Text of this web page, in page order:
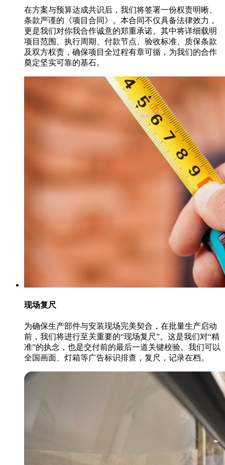
在方案与预算达成共识后，我们将签署一份权责明晰、
条款严谨的《项目合同》。本合同不仅具备法律效力，
更是我们对你我合作诚意的郑重承诺。其中将详细载明
项目范围、执行周期、付款节点、验收标准、质保条款
及双方权责，确保项目全过程有章可循，为我们的合作
奠定坚实可靠的基石。
现场复尺
为确保生产部件与安装现场完美契合，在批量生产启动
前，我们将进行至关重要的“现场复尺”。这是我们对“精
准”的执念，也是交付前的最后一道关键校验。我们可以
全国画面、灯箱等广告标识排查，复尺，记录在档。